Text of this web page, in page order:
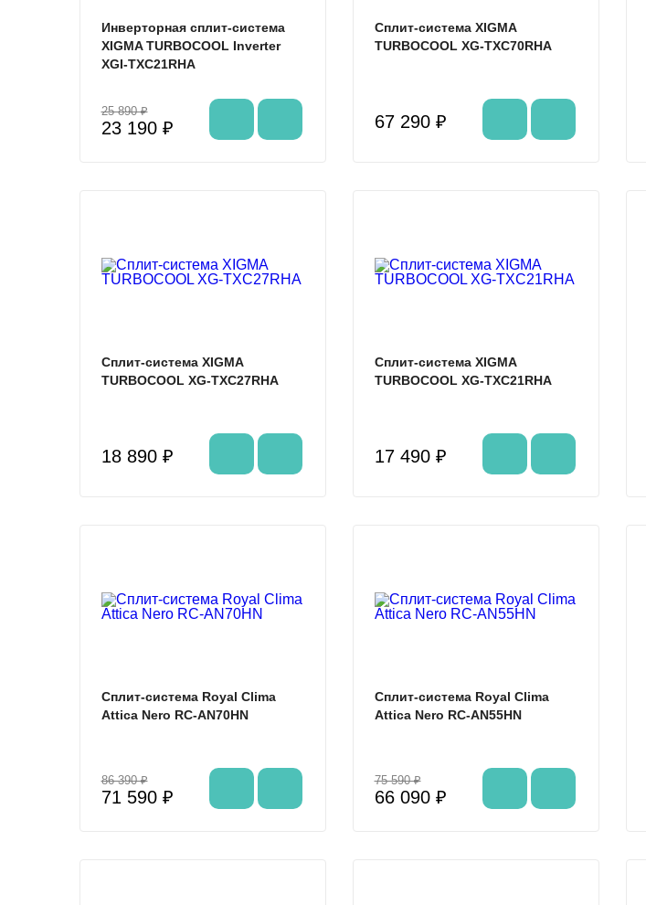
Инверторная сплит-система
XIGMA TURBOCOOL Inverter
XGI-TXC21RHA
25 890 ₽
23 190 ₽
Сплит-система XIGMA
TURBOCOOL XG-TXC70RHA
67 290 ₽
Сплит-система XIGMA
TURBOCOOL XG-TXC27RHA
18 890 ₽
Сплит-система XIGMA
TURBOCOOL XG-TXC21RHA
17 490 ₽
Сплит-система Royal Clima
Attica Nero RC-AN70HN
86 390 ₽
71 590 ₽
Сплит-система Royal Clima
Attica Nero RC-AN55HN
75 590 ₽
66 090 ₽